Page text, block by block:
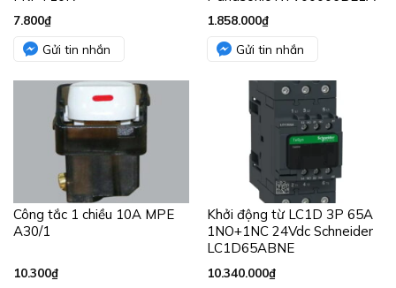
7.800₫
Gửi tin nhắn
1.858.000₫
Gửi tin nhắn
Công tắc 1 chiều 10A MPE
A30/1
10.300₫
Khởi động từ LC1D 3P 65A
1NO+1NC 24Vdc Schneider
LC1D65ABNE
10.340.000₫